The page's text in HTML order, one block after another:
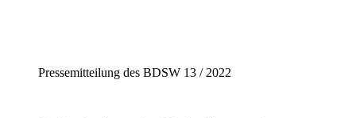
Pressemitteilung des BDSW 13 / 2022